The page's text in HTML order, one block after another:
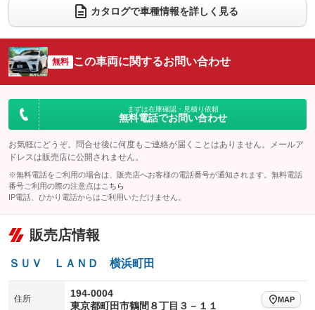
電動リアゲート フロントカメラ
：装備あり
シートエアコン
：装備あり 全周囲カメラ
：装備あり
サイドカメラ
：装備あり ルーフレール
：装備なし
エアサスペンション ヘッドライトウォッシャー
カタログで車種情報を詳しく見る
無料 この車両に関するお問い合わせ
まずは在庫確認・見積り依頼
無料電話でお問い合わせ
お気軽にどうぞ。問合せ後に何度もご連絡が届くことはありません。メールア
ドレスは販売店に公開されません。
※無料電話をご利用の場合は、販売店へお客様の電話番号が通知されます。無料電話
番号ご利用の際の注意点は こちら
IP電話、ひかり電話からはご利用いただけません。
販売店情報
ＳＵＶ ＬＡＮＤ 横浜町田
住所
194-0004
東京都町田市鶴間８丁目３－１１
MAP